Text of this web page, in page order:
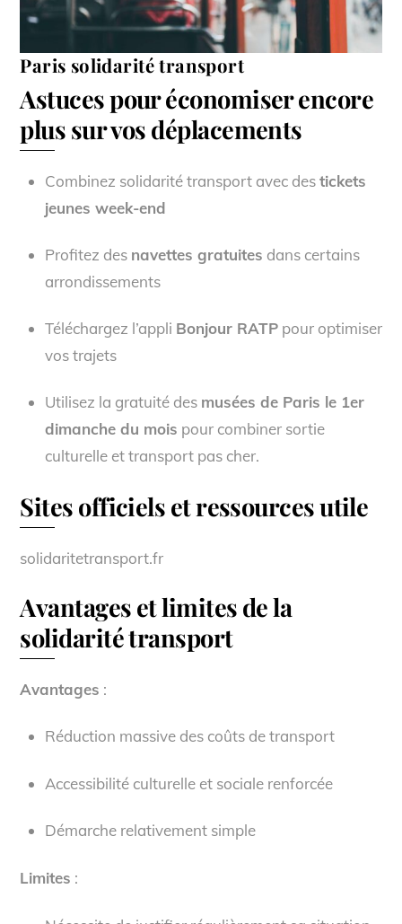
Paris solidarité transport
Astuces pour économiser encore
plus sur vos déplacements
Combinez solidarité transport avec destickets
jeunes week-end
Profitez des navettes gratuites dans certains
arrondissements
Téléchargez l’appli Bonjour RATPpour optimiser
vos trajets
Utilisez la gratuité des musées de Paris le 1er
dimanche du mois pour combiner sortie
culturelle et transport pas cher.
Sites officiels et ressources utile
solidaritetransport.fr
Avantages et limites de la
solidarité transport
Avantages :
Réduction massive des coûts de transport
Accessibilité culturelle et sociale renforcée
Démarche relativement simple
Limites :